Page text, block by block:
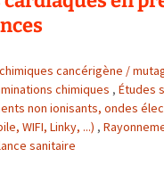
cancérigène /
chimiques , Études
non ionisants, ondes
WIFI, Linky, ...) ,
sanitaire